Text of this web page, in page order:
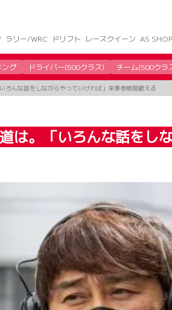
ラリー/WRC ドリフト レースクイーン AS SHOP
ング ドライバー(500クラス) チーム(500クラ
ろんな話をしながらやっていければ」来季参戦見据える
は。「いろんな話をし